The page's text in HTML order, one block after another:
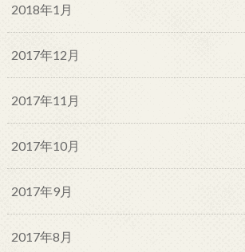
2018年1月
2017年12月
2017年11月
2017年10月
2017年9月
2017年8月